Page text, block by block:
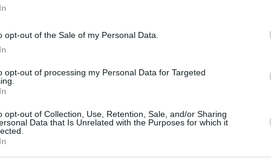
opt-out of the Sale of my Personal Data.
opt-out of processing my Personal Data for Targeted
opt-out of Collection, Use, Retention, Sale, and/or Sharing
Data that Is Unrelated with the Purposes for which it
Şık απάντησε: «Ρε κάθαρμα!».
τη διαδικασία διέκοψε τη συνεδρίαση λόγω
κατάσταση βγήκε εκτός ελέγχου.